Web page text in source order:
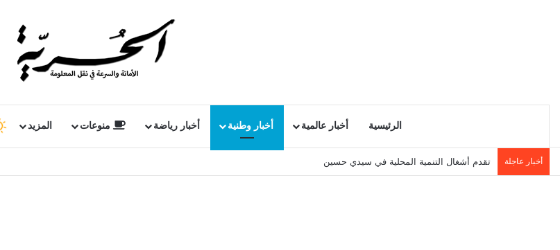
الرئيسية أخبار عالمية أخبار وطنية أخبار رياضة منوعات المزيد
أخبار عاجلة تقدم أشغال التنمية المحلية في سيدي حسين